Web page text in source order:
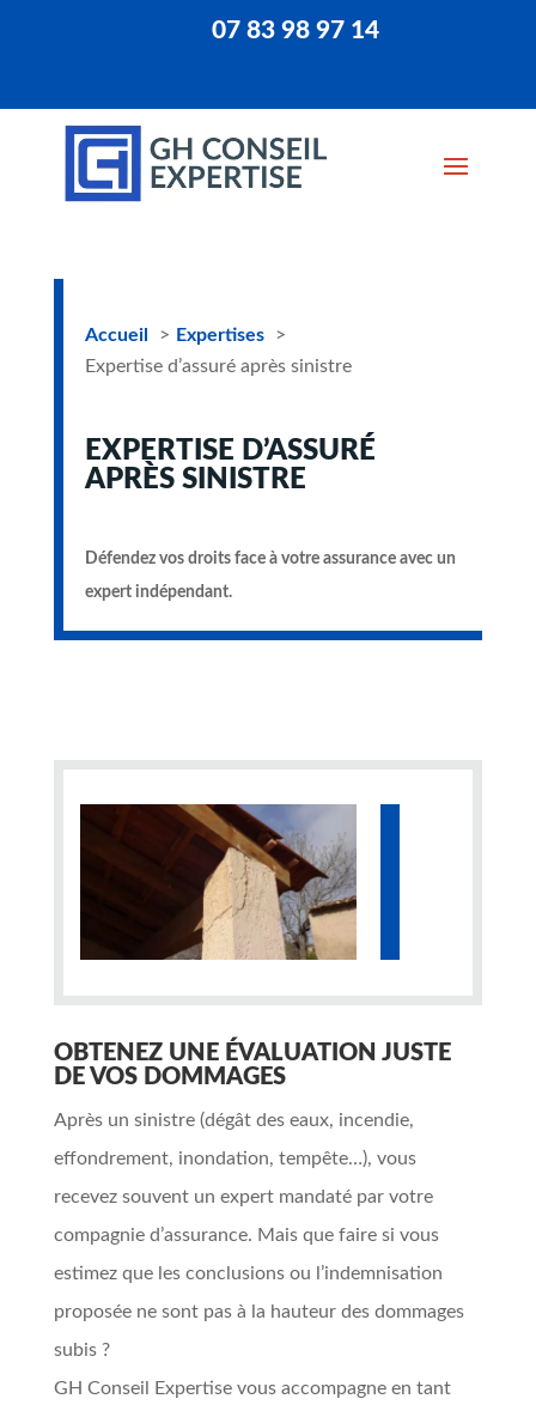
07 83 98 97 14
Accueil
Expertises
Expertise d’assuré après sinistre
EXPERTISE D’ASSURÉ
APRÈS SINISTRE
Défendez vos droits face à votre assurance avec un
expert indépendant.
OBTENEZ UNE ÉVALUATION JUSTE
DE VOS DOMMAGES
Après un sinistre (dégât des eaux, incendie,
effondrement, inondation, tempête…), vous
recevez souvent un expert mandaté par votre
compagnie d’assurance. Mais que faire si vous
estimez que les conclusions ou l’indemnisation
proposée ne sont pas à la hauteur des dommages
subis ?
GH Conseil Expertise vous accompagne en tant